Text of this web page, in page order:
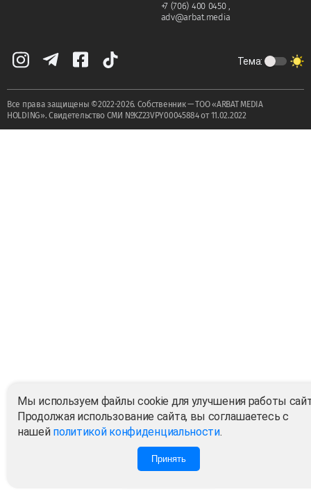
+7 (706) 400 0450,
adv@arbat.media
Тема:
Все права защищены ©2022-2026. Собственник — ТОО «ARBAT MEDIA
HOLDING». Cвидетельство СМИ №KZ23VPY00045884 от 11.02.2022
Мы используем файлы cookie для улучшения работы
Продолжая использование сайта, вы соглашаетесь с
нашей политикой конфиденциальности.
Принять